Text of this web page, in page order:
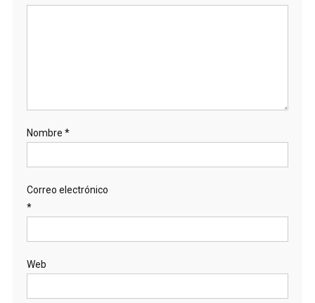
Nombre *
Correo electrónico
*
Web